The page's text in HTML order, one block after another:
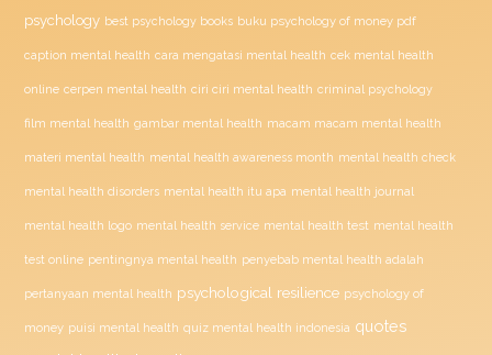
psychology best psychology books buku psychology of money pdf
caption mental health cara mengatasi mental health cek mental health
online cerpen mental health ciri ciri mental health criminal psychology
film mental health gambar mental health macam macam mental health
materi mental health mental health awareness month mental health check
mental health disorders mental health itu apa mental health journal
mental health logo mental health service mental health test mental health
test online pentingnya mental health penyebab mental health adalah
pertanyaan mental health psychological resilience psychology of
money puisi mental health quiz mental health indonesia quotes